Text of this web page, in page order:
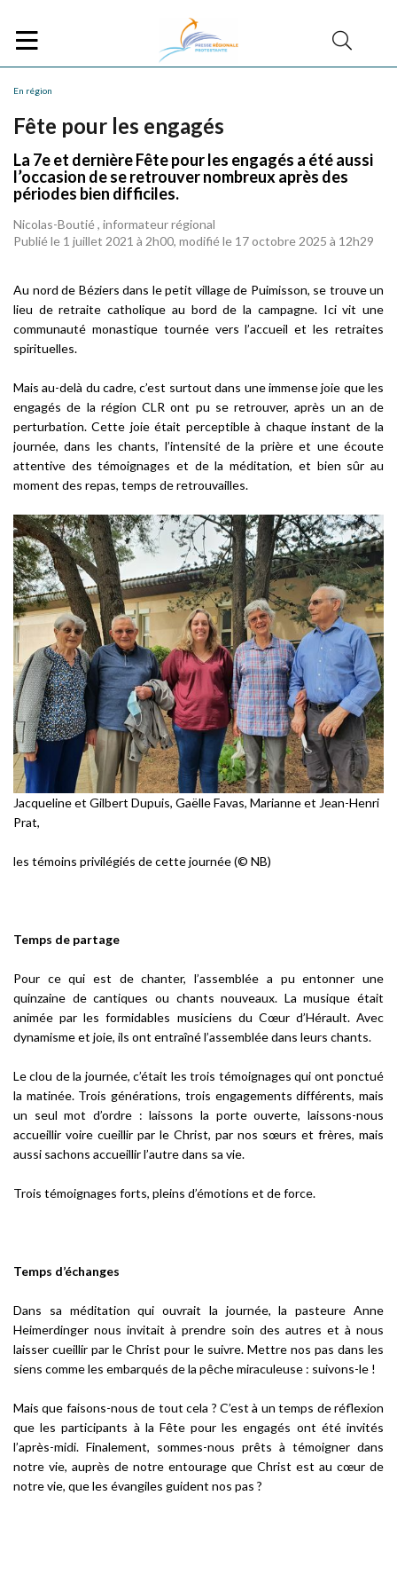
En région
Fête pour les engagés
La 7e et dernière Fête pour les engagés a été aussi
l’occasion de se retrouver nombreux après des
périodes bien difficiles.
Nicolas-Boutié , informateur régional
Publié le 1 juillet 2021 à 2h00, modifié le 17 octobre 2025 à 12h29
Au nord de Béziers dans le petit village de Puimisson, se trouve un
lieu de retraite catholique au bord de la campagne. Ici vit une
communauté monastique tournée vers l’accueil et les retraites
spirituelles.
Mais au-delà du cadre, c’est surtout dans une immense joie que les
engagés de la région CLR ont pu se retrouver, après un an de
perturbation. Cette joie était perceptible à chaque instant de la
journée, dans les chants, l’intensité de la prière et une écoute
attentive des témoignages et de la méditation, et bien sûr au
moment des repas, temps de retrouvailles.
Jacqueline et Gilbert Dupuis, Gaëlle Favas, Marianne et Jean-Henri
Prat,
les témoins privilégiés de cette journée (© NB)
Temps de partage
Pour ce qui est de chanter, l’assemblée a pu entonner une
quinzaine de cantiques ou chants nouveaux. La musique était
animée par les formidables musiciens du Cœur d’Hérault. Avec
dynamisme et joie, ils ont entraîné l’assemblée dans leurs chants.
Le clou de la journée, c’était les trois témoignages qui ont ponctué
la matinée. Trois générations, trois engagements différents, mais
un seul mot d’ordre : laissons la porte ouverte, laissons-nous
accueillir voire cueillir par le Christ, par nos sœurs et frères, mais
aussi sachons accueillir l’autre dans sa vie.
Trois témoignages forts, pleins d’émotions et de force.
Temps d’échanges
Dans sa méditation qui ouvrait la journée, la pasteure Anne
Heimerdinger nous invitait à prendre soin des autres et à nous
laisser cueillir par le Christ pour le suivre. Mettre nos pas dans les
siens comme les embarqués de la pêche miraculeuse : suivons-le !
Mais que faisons-nous de tout cela ? C’est à un temps de réflexion
que les participants à la Fête pour les engagés ont été invités
l’après-midi. Finalement, sommes-nous prêts à témoigner dans
notre vie, auprès de notre entourage que Christ est au cœur de
notre vie, que les évangiles guident nos pas ?